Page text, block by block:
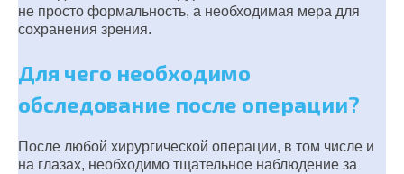
не просто формальность, а необходимая мера для
сохранения зрения.
Для чего необходимо
обследование после операции?
После любой хирургической операции, в том числе и
на глазах, необходимо тщательное наблюдение за